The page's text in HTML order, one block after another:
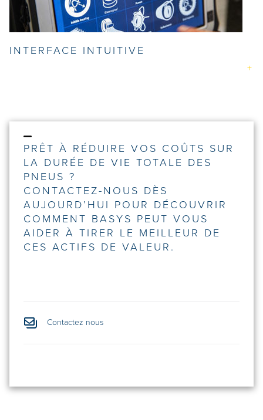
INTERFACE INTUITIVE
PRÊT À RÉDUIRE VOS COÛTS SUR
LA DURÉE DE VIE TOTALE DES
PNEUS ?
CONTACTEZ-NOUS DÈS
AUJOURD’HUI POUR DÉCOUVRIR
COMMENT BASYS PEUT VOUS
AIDER À TIRER LE MEILLEUR DE
CES ACTIFS DE VALEUR.
Contactez nous